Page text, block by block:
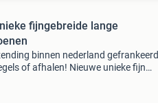
fijngebreide lange
binnen nederland gefrankeerd
of afhalen! Nieuwe unieke fijn